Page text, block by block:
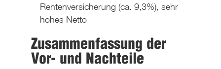
Rentenversicherung (ca. 9,3%), sehr
hohes Netto
Zusammenfassung der
Vor- und Nachteile